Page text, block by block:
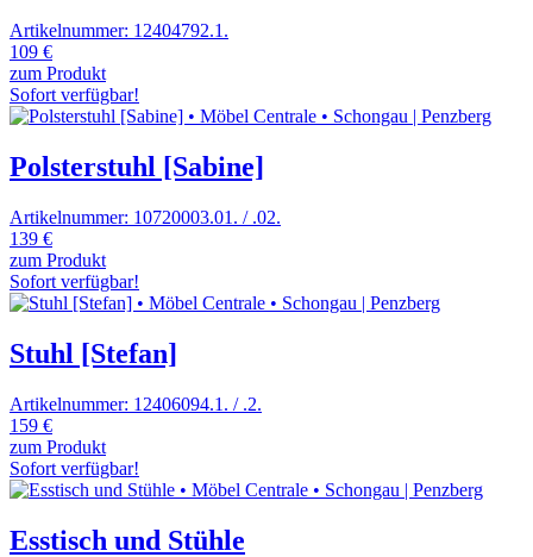
Artikelnummer: 12404792.1.
109 €
zum Produkt
Sofort verfügbar!
Polsterstuhl [Sabine]
Artikelnummer: 10720003.01. / .02.
139 €
zum Produkt
Sofort verfügbar!
Stuhl [Stefan]
Artikelnummer: 12406094.1. / .2.
159 €
zum Produkt
Sofort verfügbar!
Esstisch und Stühle